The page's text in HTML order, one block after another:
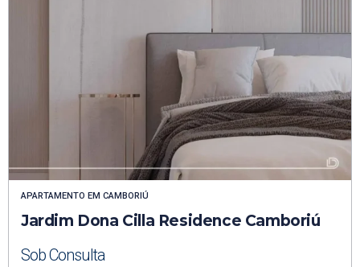
APARTAMENTO EM CAMBORIÚ
Jardim Dona Cilla Residence Camboriú
Sob Consulta